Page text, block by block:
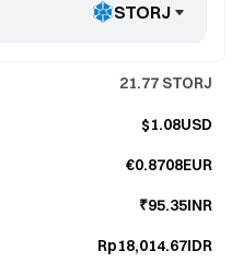
STORJ
21.77 STORJ
$1.08USD
€0.8708EUR
₹95.35INR
Rp18,014.67IDR